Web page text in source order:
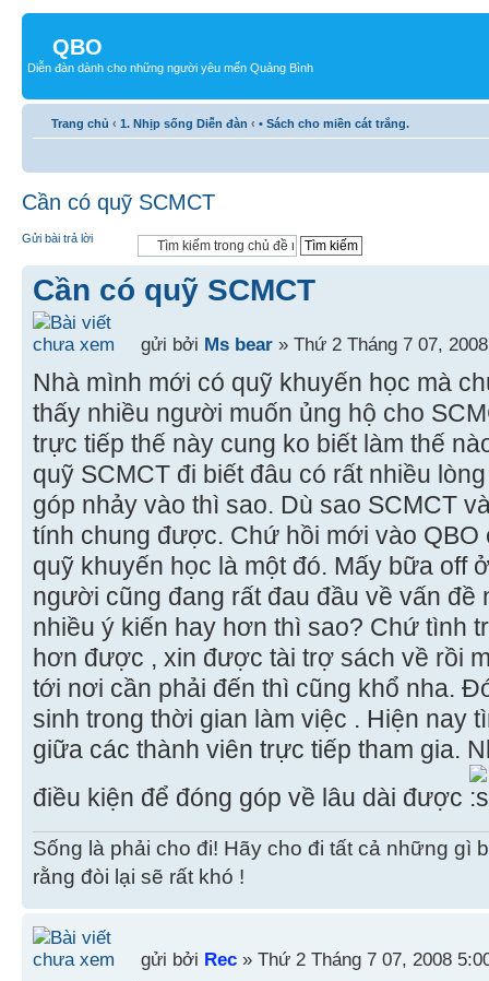
QBO
Diễn đàn dành cho những người yêu mến Quảng Bình
Trang chủ ‹ 1. Nhịp sống Diễn đàn ‹ • Sách cho miền cát trắng.
Cần có quỹ SCMCT
Gửi bài trả lời
Cần có quỹ SCMCT
gửi bởi Ms bear » Thứ 2 Tháng 7 07,
Nhà mình mới có quỹ khuyến học mà
thấy nhiều người muốn ủng hộ cho
trực tiếp thế này cung ko biết làm thế
quỹ SCMCT đi biết đâu có rất nhiều
góp nhảy vào thì sao. Dù sao SCMCT
tính chung được. Chứ hồi mới vào
quỹ khuyến học là một đó. Mấy bữa off
người cũng đang rất đau đầu về vấn đề
nhiều ý kiến hay hơn thì sao? Chứ tình
hơn được , xin được tài trợ sách về rồi
tới nơi cần phải đến thì cũng khổ nha.
sinh trong thời gian làm việc . Hiện nay
giữa các thành viên trực tiếp tham gia.
điều kiện để đóng góp về lâu dài được
Sống là phải cho đi! Hãy cho đi tất cả những gì
rằng đòi lại sẽ rất khó !
gửi bởi Rec » Thứ 2 Tháng 7 07, 2008